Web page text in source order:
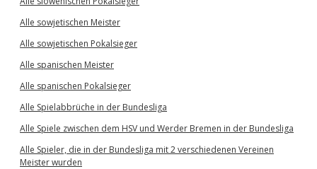
Alle sowjetischen Meister
Alle sowjetischen Pokalsieger
Alle spanischen Meister
Alle spanischen Pokalsieger
Alle Spielabbrüche in der Bundesliga
Alle Spiele zwischen dem HSV und Werder Bremen in der Bundesliga
Alle Spieler, die in der Bundesliga mit 2 verschiedenen Vereinen
Meister wurden